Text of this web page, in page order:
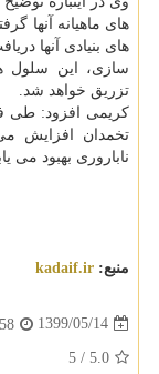
های ماهیانه آنها
های بنیادی آنها
سازی، این سلول
تزریق خواهد شد.
کریمی افزود: طی
تخمدان افزایش
ناباروری بهبود می
منبع: kadaif.ir
1399/05/14
5.0
/
5